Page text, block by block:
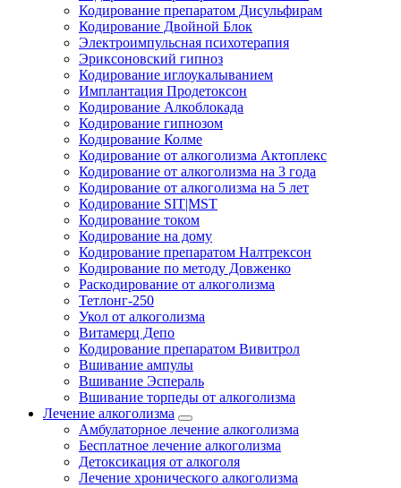
Кодирование препаратом Дисульфирам
Кодирование Двойной Блок
Электроимпульсная психотерапия
Эриксоновский гипноз
Кодирование иглоукалыванием
Имплантация Продетоксон
Кодирование Алкоблокада
Кодирование гипнозом
Кодирование Колме
Кодирование от алкоголизма Актоплекс
Кодирование от алкоголизма на 3 года
Кодирование от алкоголизма на 5 лет
Кодирование SIT|MST
Кодирование током
Кодирование на дому
Кодирование препаратом Налтрексон
Кодирование по методу Довженко
Раскодирование от алкоголизма
Тетлонг-250
Укол от алкоголизма
Витамерц Депо
Кодирование препаратом Вивитрол
Вшивание ампулы
Вшивание Эспераль
Вшивание торпеды от алкоголизма
Лечение алкоголизма
Амбулаторное лечение алкоголизма
Бесплатное лечение алкоголизма
Детоксикация от алкоголя
Лечение хронического алкоголизма